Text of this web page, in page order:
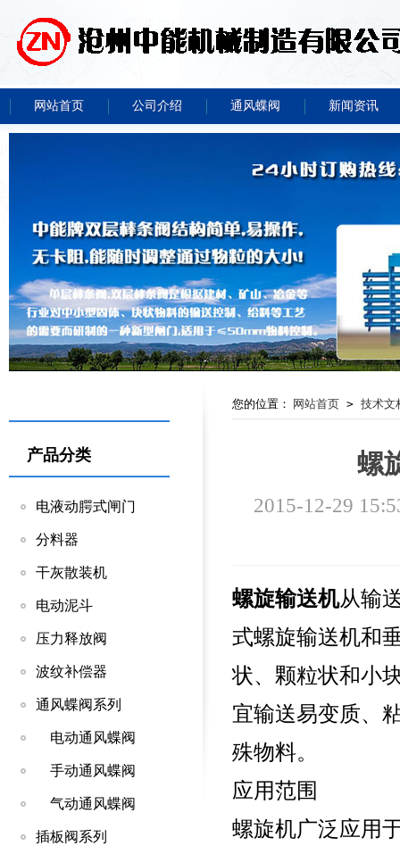
网站首页 公司介绍 通风蝶阀 新闻资讯
产品分类
电液动腭式闸门
分料器
干灰散装机
电动泥斗
压力释放阀
波纹补偿器
通风蝶阀系列
电动通风蝶阀
手动通风蝶阀
气动通风蝶阀
插板阀系列
您的位置： 网站首页 > 技术文
螺
2015-12-29
螺旋输送机从输
式螺旋输送机和
状、颗粒状和小
宜输送易变质、
殊物料。
应用范围
螺旋机广泛应用